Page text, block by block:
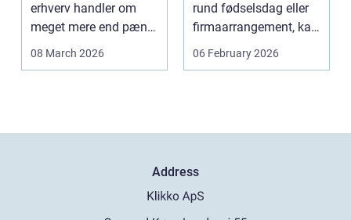
erhverv handler om
meget mere end pæne
vægge. Malerarbejde
08 March 2026
rund fødselsdag eller
firmaarrangement, kan
planlægnin...
06 February 2026
Address